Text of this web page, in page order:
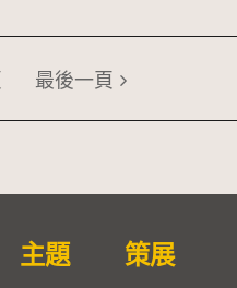
最後一頁
主題 策展